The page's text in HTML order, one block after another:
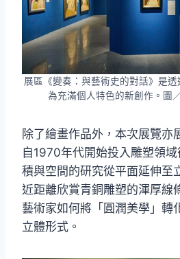
展區《變奏：與藝術史的對話》是
為充滿個人特色的新創作。圖
除了繪畫作品外，本次展覽亦
自1970年代開始投入雕塑領
積與空間的研究從平面延伸至
近距離欣賞青銅雕塑的渾厚線
藝術家如何將「圓潤美學」轉
立體形式。